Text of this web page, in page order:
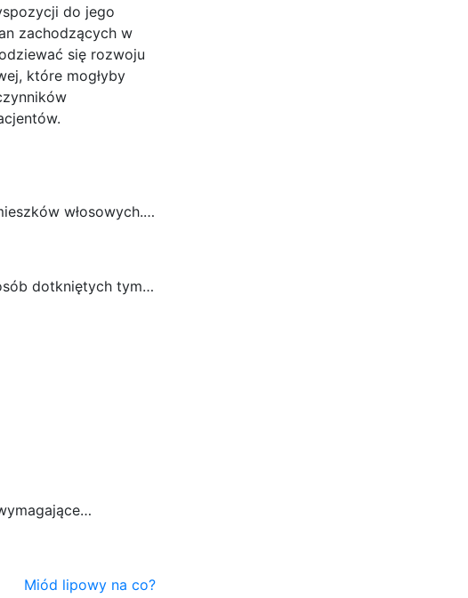
do jego
zachodzących w
się rozwoju
które mogłyby
włosowych.…
dotkniętych tym…
Miód lipowy na co?